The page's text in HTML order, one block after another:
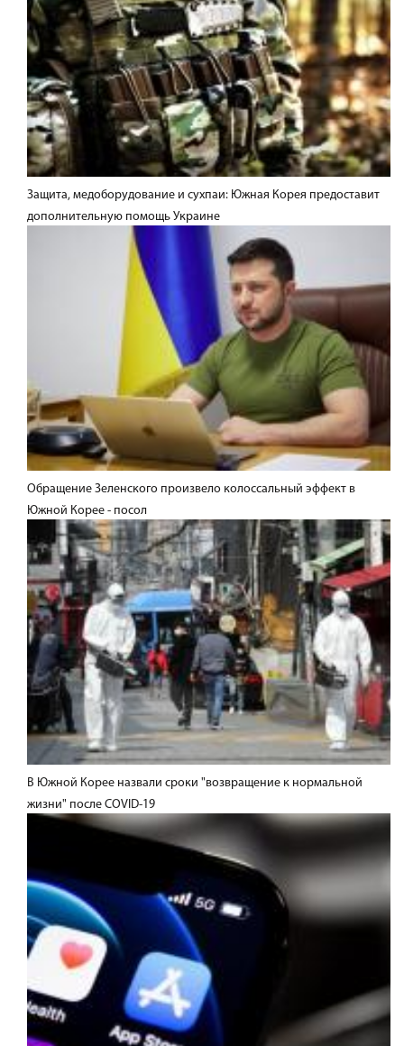
Защита, медоборудование и сухпаи: Южная Корея предоставит
дополнительную помощь Украине
Обращение Зеленского произвело колоссальный эффект в
Южной Корее - посол
В Южной Корее назвали сроки "возвращение к нормальной
жизни" после COVID-19